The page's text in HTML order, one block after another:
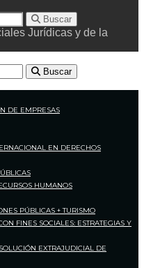
Buscar
Jurídicas y de la
Buscar
DE EMPRESAS
EN DERECHOS
HUMANOS
PÚBLICAS + TURISMO
FINES SOCIALES: ESTRATEGIAS Y
EXTRAJUDICIAL DE